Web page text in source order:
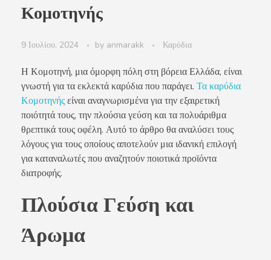
Κομοτηνής
9 Ιουλίου, 2024 by anmarakk Καρύδια
Η Κομοτηνή, μια όμορφη πόλη στη βόρεια Ελλάδα, είναι
γνωστή για τα εκλεκτά καρύδια που παράγει. Τα καρύδια
Κομοτηνήςείναι αναγνωρισμένα για την εξαιρετική
ποιότητά τους, την πλούσια γεύση και τα πολυάριθμα
θρεπτικά τους οφέλη. Αυτό το άρθρο θα αναλύσει τους
λόγους για τους οποίους αποτελούν μια ιδανική επιλογή
για καταναλωτές που αναζητούν ποιοτικά προϊόντα
διατροφής.
Πλούσια Γεύση και
Άρωμα